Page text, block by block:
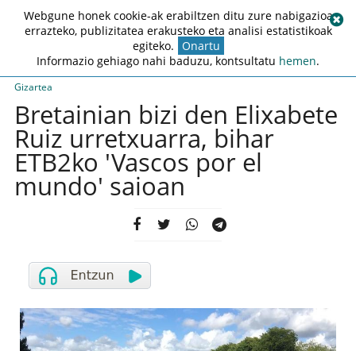
Gizartea
Bretainian bizi den Elixabete
Ruiz urretxuarra, bihar
ETB2ko 'Vascos por el
mundo' saioan
Webgune honek cookie-ak erabiltzen ditu zure nabigazioa
errazteko, publizitatea erakusteko eta analisi estatistikoak
egiteko. Onartu
Informazio gehiago nahi baduzu, kontsultatu hemen.